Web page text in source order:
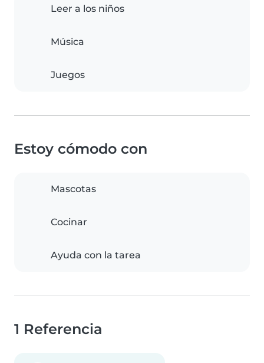
Leer a los niños
Música
Juegos
Estoy cómodo con
Mascotas
Cocinar
Ayuda con la tarea
1 Referencia